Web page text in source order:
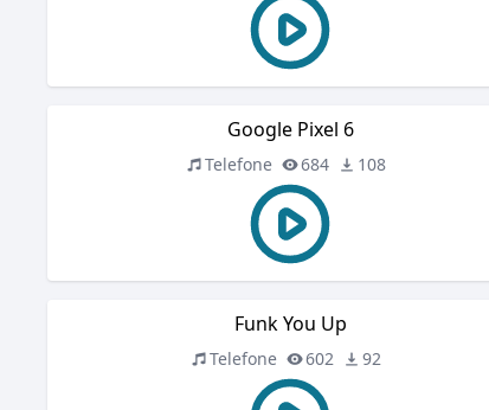
Google Pixel 6
Telefone 684 108
Funk You Up
Telefone 602 92